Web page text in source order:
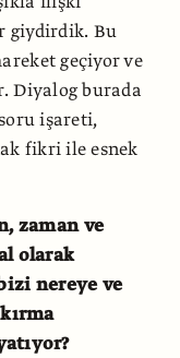
giydirdik. Bu
geçiyor ve
Diyalog burada
işareti,
fikri ile esnek
zaman ve
olarak
nereye ve